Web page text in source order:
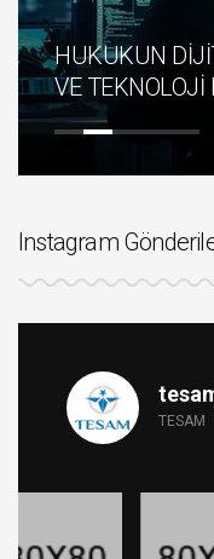
HUKUKUN
VE
Instagram
TESAM